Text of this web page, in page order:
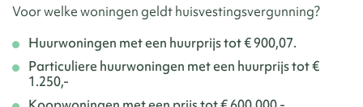
Voor welke woningen geldt huisvestingsvergunning?
Huurwoningen met een huurprijs tot € 900,07.
Particuliere huurwoningen met een huurprijs tot €
1.250,-